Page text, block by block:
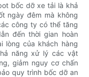
bốc dỡ xe tải là khả
ngày đêm mà không
công ty có thể tăng
đến thời gian hoàn
lòng của khách hàng
năng xử lý các vật
giảm nguy cơ chấn
quy trình bốc dỡ an